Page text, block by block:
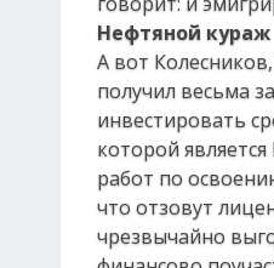
Нефтяной кураж
А вот
получил весьма
инвестировать
которой
работ по
что отзовут
чрезвычайно